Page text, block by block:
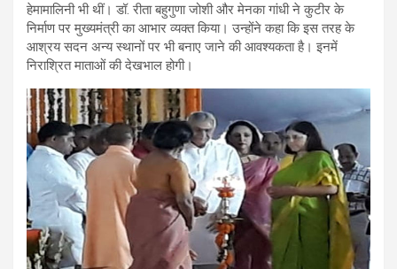
हेमामालिनी भी थीं। डॉ. रीता बहुगुणा जोशी और मेनका गांधी ने कुटीर के
निर्माण पर मुख्यमंत्री का आभार व्यक्त किया। उन्होंने कहा कि इस तरह के
आश्रय सदन अन्य स्थानों पर भी बनाए जाने की आवश्यकता है। इनमें
निराश्रित माताओं की देखभाल होगी।